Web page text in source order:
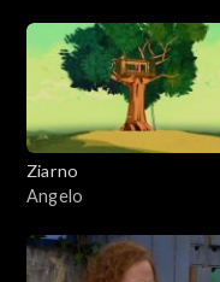
Ziarno
Angelo